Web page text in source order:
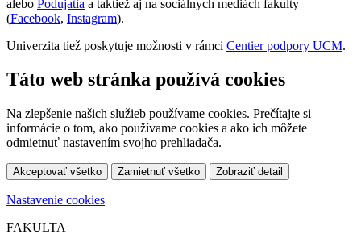
alebo Podujatia a taktiež aj na sociálnych médiách fakulty
(Facebook, Instagram).
Univerzita tiež poskytuje možnosti v rámci Centier podpory UCM.
Táto web stránka používá cookies
Na zlepšenie našich služieb používame cookies. Prečítajte si
informácie o tom, ako používame cookies a ako ich môžete
odmietnuť nastavením svojho prehliadača.
Akceptovať všetko Zamietnuť všetko Zobraziť detail
Nastavenie cookies
FAKULTA